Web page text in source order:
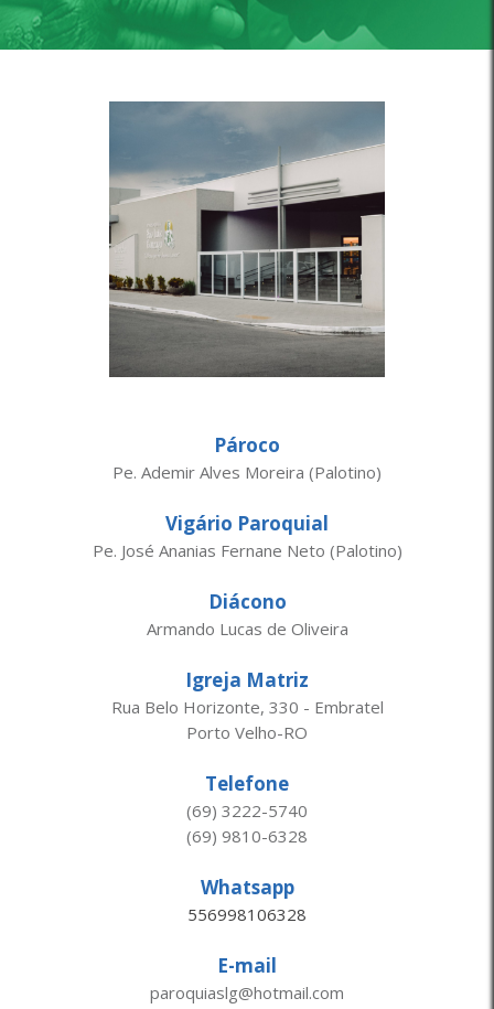
Pároco
Pe. Ademir Alves Moreira (Palotino)
Vigário Paroquial
Pe. José Ananias Fernane Neto (Palotino)
Diácono
Armando Lucas de Oliveira
Igreja Matriz
Rua Belo Horizonte, 330 - Embratel
Porto Velho-RO
Telefone
(69) 3222-5740
(69) 9810-6328
Whatsapp
556998106328
E-mail
paroquiaslg@hotmail.com